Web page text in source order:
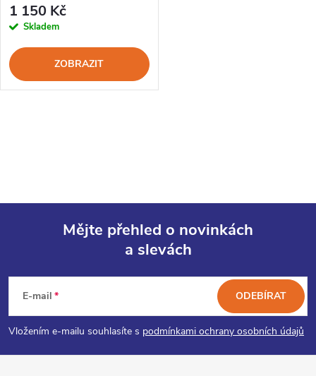
1 150 Kč
Skladem
ZOBRAZIT
a
í
p
p
Mějte přehled o novinkách
a slevách
E-mail
Vložením e-mailu souhlasíte s podmínkami ochrany osobních údajů
ODEBÍRAT